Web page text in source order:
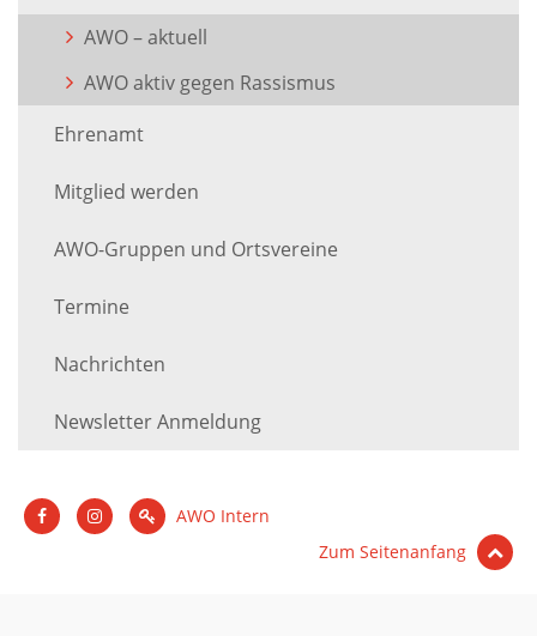
AWO – aktuell
AWO aktiv gegen Rassismus
Ehrenamt
Mitglied werden
AWO-Gruppen und Ortsvereine
Termine
Nachrichten
Newsletter Anmeldung
AWO Intern
Zum Seitenanfang